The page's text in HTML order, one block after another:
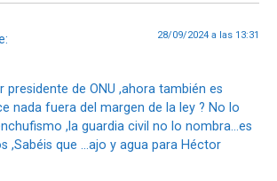
28/09/2024 a las 13:31
presidente de ONU ,ahora también es
nada fuera del margen de la ley ? No lo
,la guardia civil no lo nombra…es
,Sabéis que …ajo y agua para Héctor